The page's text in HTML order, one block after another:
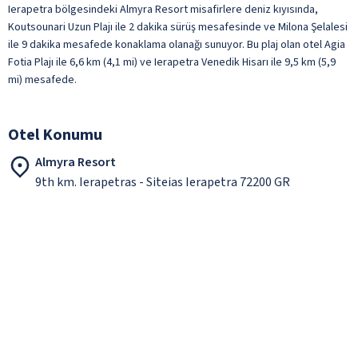
Ierapetra bölgesindeki Almyra Resort misafirlere deniz kıyısında,
Koutsounari Uzun Plajı ile 2 dakika sürüş mesafesinde ve Milona Şelalesi
ile 9 dakika mesafede konaklama olanağı sunuyor. Bu plaj olan otel Agia
Fotia Plajı ile 6,6 km (4,1 mi) ve Ierapetra Venedik Hisarı ile 9,5 km (5,9
mi) mesafede.
Otel Konumu
Almyra Resort
9th km. Ierapetras - Siteias Ierapetra 72200 GR